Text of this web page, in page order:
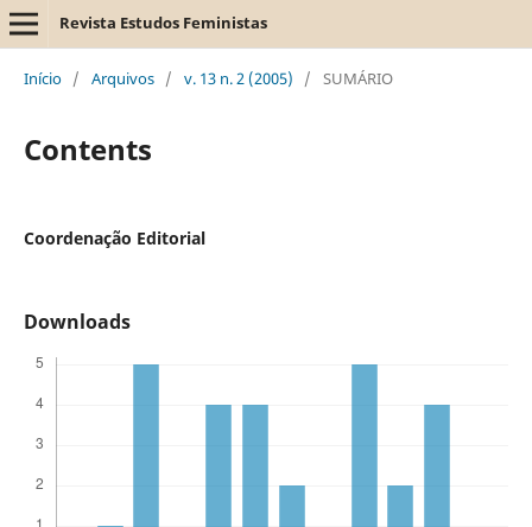
Revista Estudos Feministas
Início / Arquivos / v. 13 n. 2 (2005) / SUMÁRIO
Contents
Coordenação Editorial
Downloads